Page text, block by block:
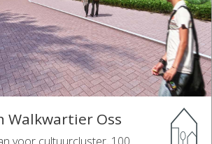
Walkwartier Oss